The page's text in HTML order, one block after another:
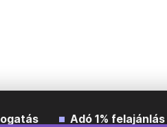
Adó 1% felajánlás